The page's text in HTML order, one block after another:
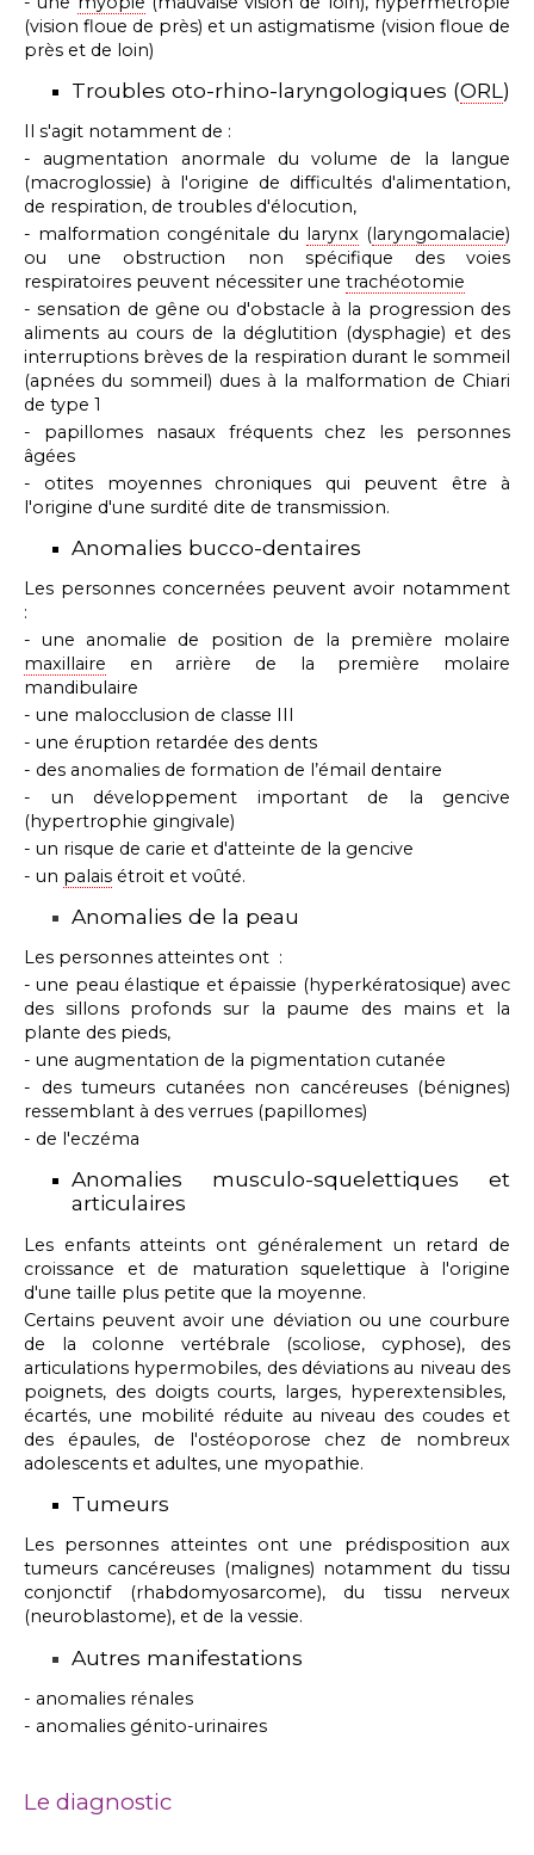
(vision floue de près) et un astigmatisme (vision floue de
près et de loin)
Troubles oto-rhino-laryngologiques (ORL )
Il s'agit notamment de :
- augmentation anormale du volume de la langue
(macroglossie) à l'origine de difficultés d'alimentation,
de respiration, de troubles d'élocution,
- malformation congénitale du larynx (laryngomalacie)
ou une obstruction non spécifique des voies
respiratoires peuvent nécessiter une trachéotomie
- sensation de gêne ou d'obstacle à la progression des
aliments au cours de la déglutition (dysphagie) et des
interruptions brèves de la respiration durant le sommeil
(apnées du sommeil) dues à la malformation de Chiari
de type 1
- papillomes nasaux fréquents chez les personnes
âgées
- otites moyennes chroniques qui peuvent être à
l'origine d'une surdité dite de transmission.
Anomalies bucco-dentaires
Les personnes concernées peuvent avoir notamment
:
- une anomalie de position de la première molaire
maxillaire en arrière de la première molaire
mandibulaire
- une malocclusion de classe III
- une éruption retardée des dents
- des anomalies de formation de l’émail dentaire
- un développement important de la gencive
(hypertrophie gingivale)
- un risque de carie et d'atteinte de la gencive
- un palais étroit et voûté.
Anomalies de la peau
Les personnes atteintes ont :
- une peau élastique et épaissie (hyperkératosique) avec
des sillons profonds sur la paume des mains et la
plante des pieds,
- une augmentation de la pigmentation cutanée
- des tumeurs cutanées non cancéreuses (bénignes)
ressemblant à des verrues (papillomes)
- de l'eczéma
Anomalies musculo-squelettiques et
articulaires
Les enfants atteints ont généralement un retard de
croissance et de maturation squelettique à l'origine
d'une taille plus petite que la moyenne.
Certains peuvent avoir une déviation ou une courbure
de la colonne vertébrale (scoliose, cyphose), des
articulations hypermobiles, des déviations au niveau des
poignets, des doigts courts, larges, hyperextensibles,
écartés, une mobilité réduite au niveau des coudes et
des épaules, de l'ostéoporose chez de nombreux
adolescents et adultes, une myopathie.
Tumeurs
Les personnes atteintes ont une prédisposition aux
tumeurs cancéreuses (malignes) notamment du tissu
conjonctif (rhabdomyosarcome), du tissu nerveux
(neuroblastome), et de la vessie.
Autres manifestations
- anomalies rénales
- anomalies génito-urinaires
Le diagnostic